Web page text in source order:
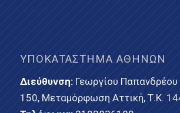
ΥΠΟΚΑΤΆΣΤΗΜΑ ΑΘΗΝΏΝ
Διεύθυνση:Γεωργίου Παπανδρέου
150, Μεταμόρφωση Αττική, Τ.Κ.